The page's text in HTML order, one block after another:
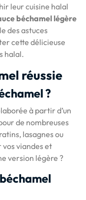
leur cuisine halal
béchamel légère
des astuces
cette délicieuse
halal.
réussie
?
à partir d’un
de nombreuses
lasagnes ou
vos viandes et
version légère ?